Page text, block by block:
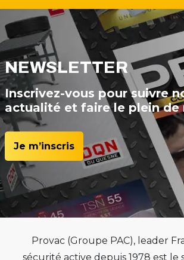
NEWSLETTER
Inscrivez-vous pour suivre
actualité et faire le plein de
Je m’inscris
Provac (Groupe PAC), leader
sécurité active depuis 1978 est le